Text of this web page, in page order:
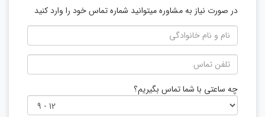
در صورت نیاز به مشاوره میتوانید شماره تماس خود را وارد کنید
چه ساعتی با شما تماس بگیریم؟